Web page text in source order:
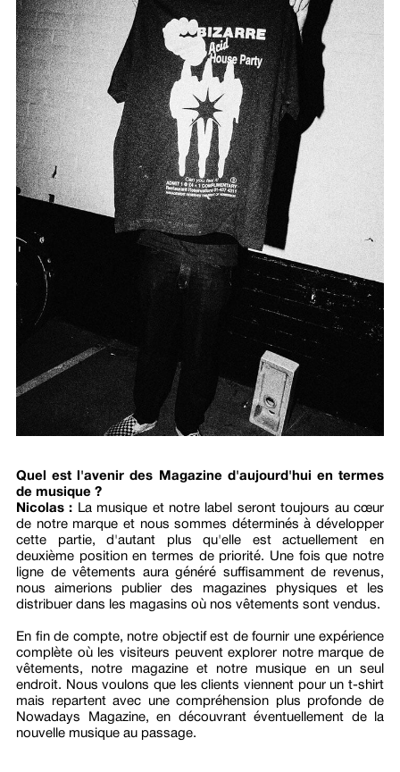
Quel est l'avenir des Magazine d'aujourd'hui en termes
de musique ?
Nicolas : La musique et notre label seront toujours au cœur
de notre marque et nous sommes déterminés à développer
cette partie, d'autant plus qu'elle est actuellement en
deuxième position en termes de priorité. Une fois que notre
ligne de vêtements aura généré suffisamment de revenus,
nous aimerions publier des magazines physiques et les
distribuer dans les magasins où nos vêtements sont vendus.
En fin de compte, notre objectif est de fournir une expérience
complète où les visiteurs peuvent explorer notre marque de
vêtements, notre magazine et notre musique en un seul
endroit. Nous voulons que les clients viennent pour un t-shirt
mais repartent avec une compréhension plus profonde de
Nowadays Magazine, en découvrant éventuellement de la
nouvelle musique au passage.